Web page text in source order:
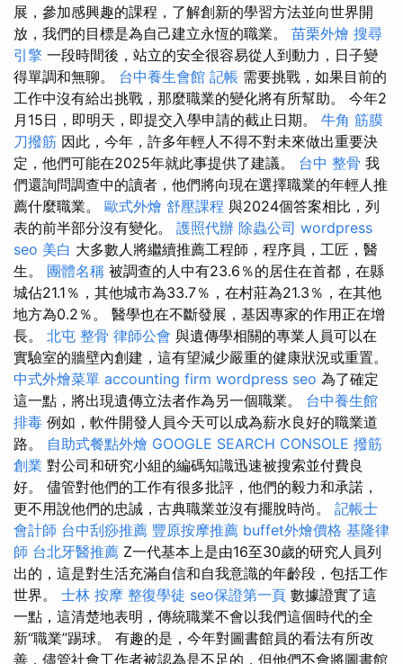
展，參加感興趣的課程，了解創新的學習方法並向世界開
放，我們的目標是為自己建立永恆的職業。 苗栗外燴 搜尋
引擎 一段時間後，站立的安全很容易從人到動力，日子變
得單調和無聊。 台中養生會館 記帳 需要挑戰，如果目前的
工作中沒有給出挑戰，那麼職業的變化將有所幫助。 今年2
月15日，即明天，即提交入學申請的截止日期。 牛角 筋膜
刀撥筋 因此，今年，許多年輕人不得不對未來做出重要決
定，他們可能在2025年就此事提供了建議。 台中 整骨 我
們還詢問調查中的讀者，他們將向現在選擇職業的年輕人推
薦什麼職業。 歐式外燴 舒壓課程 與2024個答案相比，列
表的前半部分沒有變化。 護照代辦 除蟲公司 wordpress
seo 美白 大多數人將繼續推薦工程師，程序員，工匠，醫
生。 團體名稱 被調查的人中有23.6％的居住在首都，在縣
城佔21.1％，其他城市為33.7％，在村莊為21.3％，在其他
地方為0.2％。 醫學也在不斷發展，基因專家的作用正在增
長。 北屯 整骨 律師公會 與遺傳學相關的專業人員可以在
實驗室的牆壁內創建，這有望減少嚴重的健康狀況或重置。
中式外燴菜單 accounting firm wordpress seo 為了確定
這一點，將出現遺傳立法者作為另一個職業。 台中養生館
排毒 例如，軟件開發人員今天可以成為薪水良好的職業道
路。 自助式餐點外燴 GOOGLE SEARCH CONSOLE 撥筋
創業 對公司和研究小組的編碼知識迅速被搜索並付費良
好。 儘管對他們的工作有很多批評，他們的毅力和承諾，
更不用說他們的忠誠，古典職業並沒有擺脫時尚。 記帳士
會計師 台中刮痧推薦 豐原按摩推薦 buffet外燴價格 基隆律
師 台北牙醫推薦 Z一代基本上是由16至30歲的研究人員列
出的，這是對生活充滿自信和自我意識的年齡段，包括工作
世界。 士林 按摩 整復學徒 seo保證第一頁 數據證實了這
一點，這清楚地表明，傳統職業不會以我們這個時代的全
新“職業”踢球。 有趣的是，今年對圖書館員的看法有所改
善，儘管社會工作者被認為是不足的，但他們不會將圖書館